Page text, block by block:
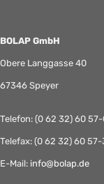
BOLAP GmbH
Obere Langgasse 40
67346 Speyer
Telefon: (0 62 32) 60
Telefax: (0 62 32) 60
E-Mail: info@bolap.de